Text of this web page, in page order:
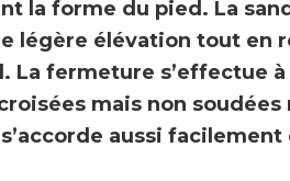
la forme du pied. La
légère élévation tout en
fermeture s’effectue à
mais non
aussi